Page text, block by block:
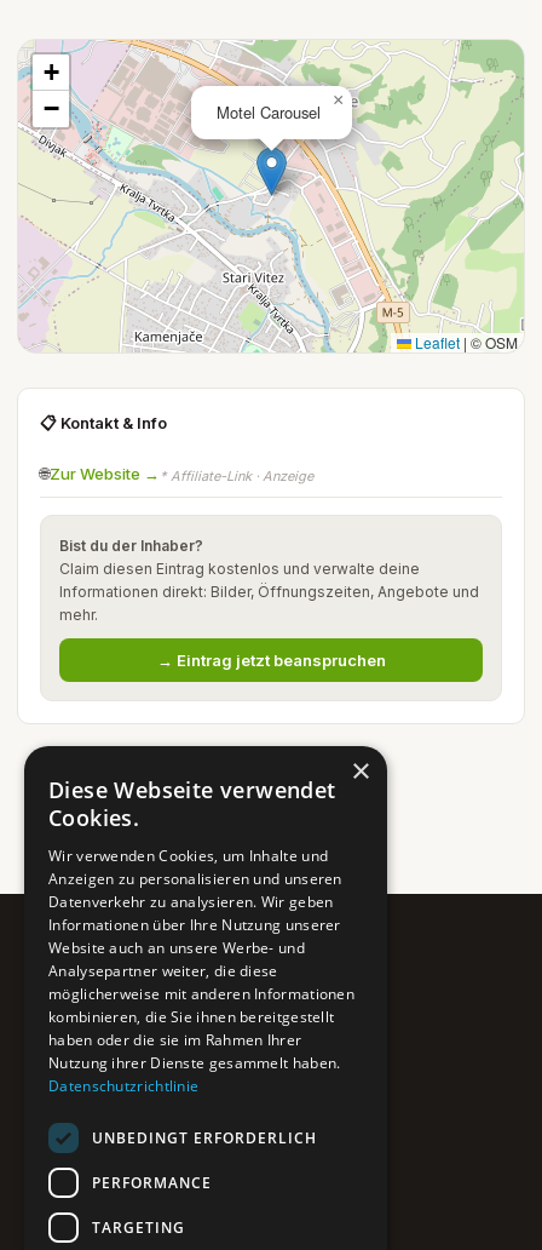
Motel Carousel
×
+
−
Leaflet | © OSM
📋 Kontakt & Info
🌐Zur Website → * Affiliate-Link · Anzeige
Bist du der Inhaber?
Claim diesen Eintrag kostenlos und verwalte deine
Informationen direkt: Bilder, Öffnungszeiten, Angebote und
mehr.
→ Eintrag jetzt beanspruchen
Pure BiH
Authentisches Bosnien & Herzegowina
Ein Teil des BTP Reise-Netzwerks.
POIs entdecken
Interaktive Karte
Reiseblog
Reiseinfos & Tipps
×
Diese Webseite verwendet
Cookies.
Wir verwenden Cookies, um Inhalte und
Anzeigen zu personalisieren und unseren
Datenverkehr zu analysieren. Wir geben
Informationen über Ihre Nutzung unserer
Website auch an unsere Werbe- und
Analysepartner weiter, die diese
möglicherweise mit anderen Informationen
kombinieren, die Sie ihnen bereitgestellt
haben oder die sie im Rahmen Ihrer
Nutzung ihrer Dienste gesammelt haben.
Datenschutzrichtlinie
UNBEDINGT ERFORDERLICH
PERFORMANCE
TARGETING